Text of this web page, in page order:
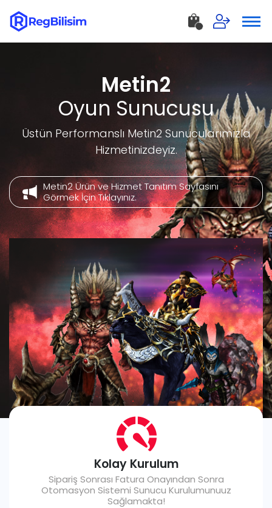
Metin2
Oyun Sunucusu
Üstün Performanslı Metin2 Sunucularımızla
Hizmetinizdeyiz.
Metin2 Ürün ve Hizmet Tanıtım Sayfasını
Görmek İçin Tıklayınız.
Kolay Kurulum
Sipariş Sonrası Fatura Onayından Sonra
Otomasyon Sistemi Sunucu Kurulumunuuz
Sağlamakta!